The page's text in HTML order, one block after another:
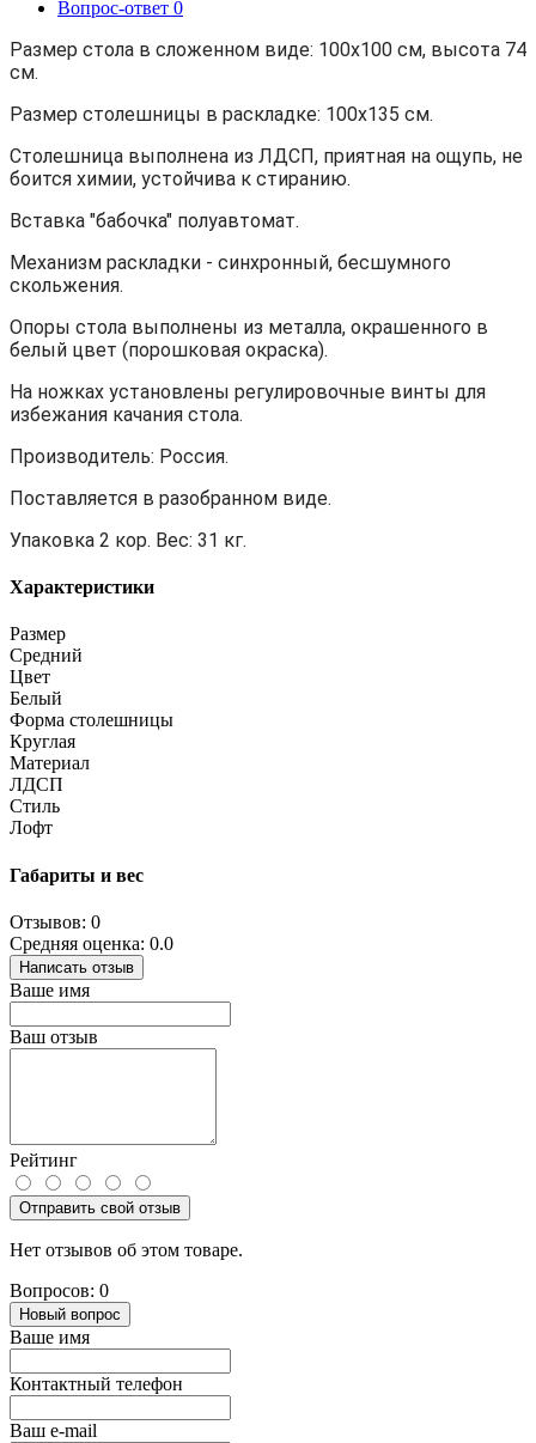
Вопрос-ответ 0
Размер стола в сложенном виде: 100х100 см, высота 74
см.
Размер столешницы в раскладке: 100х135 см.
Столешница выполнена из ЛДСП, приятная на ощупь, не
боится химии, устойчива к стиранию.
Вставка "бабочка" полуавтомат.
Механизм раскладки - синхронный, бесшумного
скольжения.
Опоры стола выполнены из металла, окрашенного в
белый цвет (порошковая окраска).
На ножках установлены регулировочные винты для
избежания качания стола.
Производитель: Россия.
Поставляется в разобранном виде.
Упаковка 2 кор. Вес: 31 кг.
Характеристики
Размер
Средний
Цвет
Белый
Форма столешницы
Круглая
Материал
ЛДСП
Стиль
Лофт
Габариты и вес
Отзывов: 0
Средняя оценка: 0.0
Написать отзыв
Ваше имя
Ваш отзыв
Рейтинг
Отправить свой отзыв
Нет отзывов об этом товаре.
Вопросов: 0
Новый вопрос
Ваше имя
Контактный телефон
Ваш e-mail